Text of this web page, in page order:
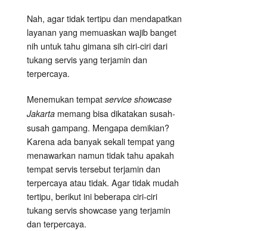
Nah, agar tidak tertipu dan mendapatkan
layanan yang memuaskan wajib banget
nih untuk tahu gimana sih ciri-ciri dari
tukang servis yang terjamin dan
terpercaya.
Menemukan tempat service showcase
Jakarta memang bisa dikatakan susah-
susah gampang. Mengapa demikian?
Karena ada banyak sekali tempat yang
menawarkan namun tidak tahu apakah
tempat servis tersebut terjamin dan
terpercaya atau tidak. Agar tidak mudah
tertipu, berikut ini beberapa ciri-ciri
tukang servis showcase yang terjamin
dan terpercaya.